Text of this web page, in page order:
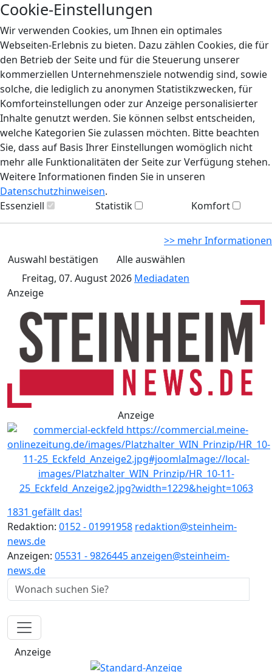
Cookie-Einstellungen
Wir verwenden Cookies, um Ihnen ein optimales
Webseiten-Erlebnis zu bieten. Dazu zählen Cookies, die für
den Betrieb der Seite und für die Steuerung unserer
kommerziellen Unternehmensziele notwendig sind, sowie
solche, die lediglich zu anonymen Statistikzwecken, für
Komforteinstellungen oder zur Anzeige personalisierter
Inhalte genutzt werden. Sie können selbst entscheiden,
welche Kategorien Sie zulassen möchten. Bitte beachten
Sie, dass auf Basis Ihrer Einstellungen womöglich nicht
mehr alle Funktionalitäten der Seite zur Verfügung stehen.
Weitere Informationen finden Sie in unseren
Datenschutzhinweisen.
Essenziell
Statistik Komfort
>> mehr Informationen
Auswahl bestätigen
Alle auswählen
Freitag, 07. August 2026 Mediadaten
Anzeige
Anzeige
1831 gefällt das!
Redaktion: 0152 - 01991958 redaktion@steinheim-
news.de
Anzeigen: 05531 - 9826445anzeigen@steinheim-
news.de
Anzeige